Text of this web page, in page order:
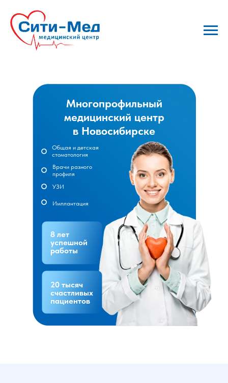
8 лет
успешной
работы
20 тысяч
счастливых
пациентов
Общая и детская
стоматология
Врачи разного
профиля
УЗИ
Имплантация
Многопрофильный
медицинский центр
в Новосибирске